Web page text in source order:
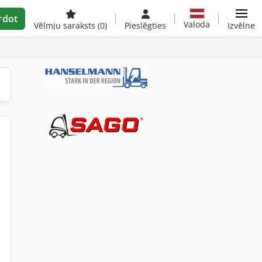
Vēlmju saraksts (0) Pieslēgties Valoda Izvēlne